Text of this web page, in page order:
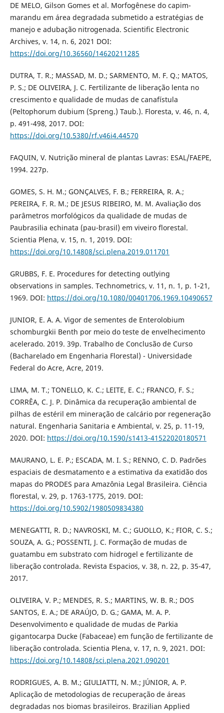
DE MELO, Gilson Gomes et al. Morfogênese do capim-
marandu em área degradada submetido a estratégias de
manejo e adubação nitrogenada. Scientific Electronic
Archives, v. 14, n. 6, 2021 DOI:
https://doi.org/10.36560/14620211285
DUTRA, T. R.; MASSAD, M. D.; SARMENTO, M. F. Q.; MATOS,
P. S.; DE OLIVEIRA, J. C. Fertilizante de liberação lenta no
crescimento e qualidade de mudas de canafístula
(Peltophorum dubium (Spreng.) Taub.). Floresta, v. 46, n. 4,
p. 491-498, 2017. DOI:
https://doi.org/10.5380/rf.v46i4.44570
FAQUIN, V. Nutrição mineral de plantas Lavras: ESAL/FAEPE,
1994. 227p.
GOMES, S. H. M.; GONÇALVES, F. B.; FERREIRA, R. A.;
PEREIRA, F. R. M.; DE JESUS RIBEIRO, M. M. Avaliação dos
parâmetros morfológicos da qualidade de mudas de
Paubrasilia echinata (pau-brasil) em viveiro florestal.
Scientia Plena, v. 15, n. 1, 2019. DOI:
https://doi.org/10.14808/sci.plena.2019.011701
GRUBBS, F. E. Procedures for detecting outlying
observations in samples. Technometrics, v. 11, n. 1, p. 1-21,
1969. DOI: https://doi.org/10.1080/00401706.1969.10490657
JUNIOR, E. A. A. Vigor de sementes de Enterolobium
schomburgkii Benth por meio do teste de envelhecimento
acelerado. 2019. 39p. Trabalho de Conclusão de Curso
(Bacharelado em Engenharia Florestal) - Universidade
Federal do Acre, Acre, 2019.
LIMA, M. T.; TONELLO, K. C.; LEITE, E. C.; FRANCO, F. S.;
CORRÊA, C. J. P. Dinâmica da recuperação ambiental de
pilhas de estéril em mineração de calcário por regeneração
natural. Engenharia Sanitaria e Ambiental, v. 25, p. 11-19,
2020. DOI: https://doi.org/10.1590/s1413-41522020180571
MAURANO, L. E. P.; ESCADA, M. I. S.; RENNO, C. D. Padrões
espaciais de desmatamento e a estimativa da exatidão dos
mapas do PRODES para Amazônia Legal Brasileira. Ciência
florestal, v. 29, p. 1763-1775, 2019. DOI:
https://doi.org/10.5902/1980509834380
MENEGATTI, R. D.; NAVROSKI, M. C.; GUOLLO, K.; FIOR, C. S.;
SOUZA, A. G.; POSSENTI, J. C. Formação de mudas de
guatambu em substrato com hidrogel e fertilizante de
liberação controlada. Revista Espacios, v. 38, n. 22, p. 35-47,
2017.
OLIVEIRA, V. P.; MENDES, R. S.; MARTINS, W. B. R.; DOS
SANTOS, E. A.; DE ARAÚJO, D. G.; GAMA, M. A. P.
Desenvolvimento e qualidade de mudas de Parkia
gigantocarpa Ducke (Fabaceae) em função de fertilizante de
liberação controlada. Scientia Plena, v. 17, n. 9, 2021. DOI:
https://doi.org/10.14808/sci.plena.2021.090201
RODRIGUES, A. B. M.; GIULIATTI, N. M.; JÚNIOR, A. P.
Aplicação de metodologias de recuperação de áreas
degradadas nos biomas brasileiros. Brazilian Applied